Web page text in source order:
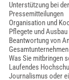
Unterstützung bei
Pressemitteilungen
Organisation und
Pflegete und
Beantwortung von
Gesamtunternehmen
Was Sie mitbringen
Laufendes
Journalismus oder